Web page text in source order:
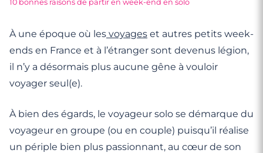
10 bonnes raisons de partir en week-end en solo
À une époque où les voyages et autres petits week-
ends en France et à l’étranger sont devenus légion,
il n’y a désormais plus aucune gêne à vouloir
voyager seul(e).
À bien des égards, le voyageur solo se démarque du
voyageur en groupe (ou en couple) puisqu’il réalise
un périple bien plus passionnant, au cœur de son